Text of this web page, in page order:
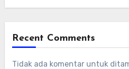
Recent Comments
Tidak ada komentar untuk